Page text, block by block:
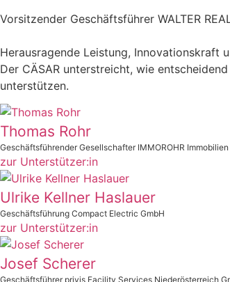
Vorsitzender Geschäftsführer WALTER
Herausragende Leistung, Innovationskraft
Der CÄSAR unterstreicht, wie
unterstützen.
Thomas Rohr
Geschäftsführender Gesellschafter IMMOROHR Immobilien
zur Unterstützer:in
Ulrike Kellner Haslauer
Geschäftsführung Compact Electric GmbH
zur Unterstützer:in
Josef Scherer
Geschäftsführer privis Facility Services Niederösterreich